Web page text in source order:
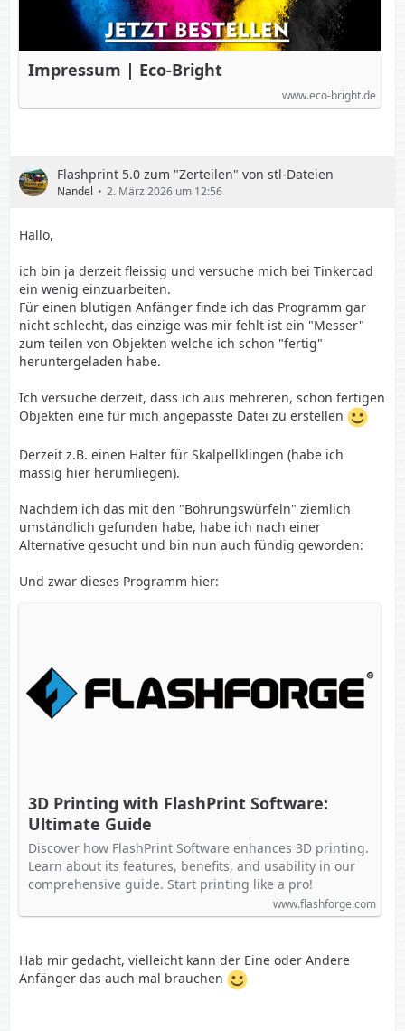
Impressum | Eco-Bright
www.eco-bright.de
Flashprint 5.0 zum "Zerteilen" von stl-Dateien
Nandel 2. März 2026 um 12:56
Hallo,
ich bin ja derzeit fleissig und versuche mich bei Tinkercad
ein wenig einzuarbeiten.
Für einen blutigen Anfänger finde ich das Programm gar
nicht schlecht, das einzige was mir fehlt ist ein "Messer"
zum teilen von Objekten welche ich schon "fertig"
heruntergeladen habe.
Ich versuche derzeit, dass ich aus mehreren, schon fertigen
Objekten eine für mich angepasste Datei zu erstellen
Derzeit z.B. einen Halter für Skalpellklingen (habe ich
massig hier herumliegen).
Nachdem ich das mit den "Bohrungswürfeln" ziemlich
umständlich gefunden habe, habe ich nach einer
Alternative gesucht und bin nun auch fündig geworden:
Und zwar dieses Programm hier:
3D Printing with FlashPrint Software:
Ultimate Guide
Discover how FlashPrint Software enhances 3D printing.
Learn about its features, benefits, and usability in our
comprehensive guide. Start printing like a pro!
www.flashforge.com
Hab mir gedacht, vielleicht kann der Eine oder Andere
Anfänger das auch mal brauchen